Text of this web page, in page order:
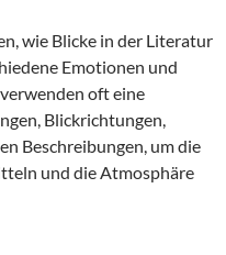
wie Blicke in der Literatur
Emotionen und
oft eine
Blickrichtungen,
Beschreibungen, um die
und die Atmosphäre